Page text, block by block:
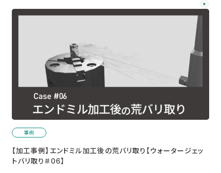
事例
【加工事例】エンドミル加工後の荒バリ取り【ウォータージェッ
トバリ取り＃06】